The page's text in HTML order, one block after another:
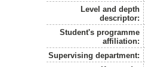
Level and depth
descriptor:
Student's programme
affiliation:
Supervising department: